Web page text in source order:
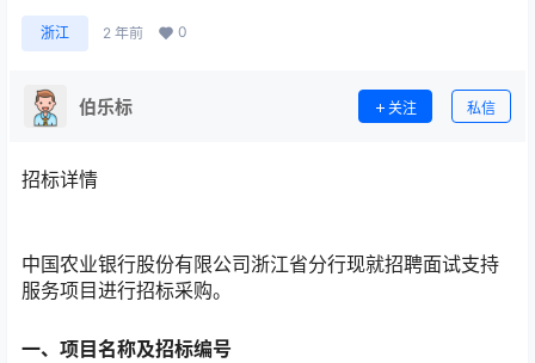
浙江 2 年前 0
伯乐标 关注 私信
招标详情
中国农业银行股份有限公司浙江省分行现就招聘面试支持
服务项目进行招标采购。
一、项目名称及招标编号